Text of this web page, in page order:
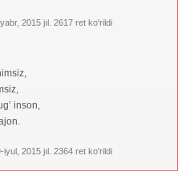
2015 jıl. 2617 ret ko'rildi
inson,
iyul, 2015 jıl. 2364 ret ko'rildi